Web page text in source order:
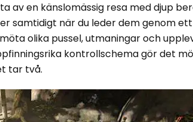
av en känslomässig resa med djup
samtidigt när du leder dem genom
olika pussel, utmaningar och
kontrollschema gör det
tar två.